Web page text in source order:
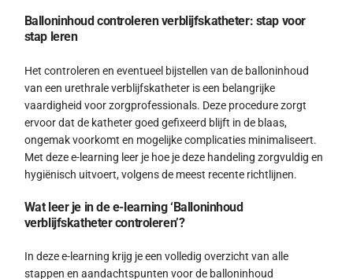
Balloninhoud controleren verblijfskatheter: stap voor
stap leren
Het controleren en eventueel bijstellen van de balloninhoud
van een urethrale verblijfskatheter is een belangrijke
vaardigheid voor zorgprofessionals. Deze procedure zorgt
ervoor dat de katheter goed gefixeerd blijft in de blaas,
ongemak voorkomt en mogelijke complicaties minimaliseert.
Met deze e-learning leer je hoe je deze handeling zorgvuldig en
hygiënisch uitvoert, volgens de meest recente richtlijnen.
Wat leer je in de e-learning ‘Balloninhoud
verblijfskatheter controleren’?
In deze e-learning krijg je een volledig overzicht van alle
stappen en aandachtspunten voor de balloninhoud